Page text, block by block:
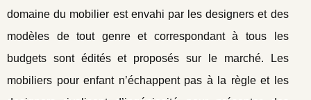
domaine du mobilier est envahi par les designers et des
modèles de tout genre et correspondant à tous les
budgets sont édités et proposés sur le marché. Les
mobiliers pour enfant n’échappent pas à la règle et les